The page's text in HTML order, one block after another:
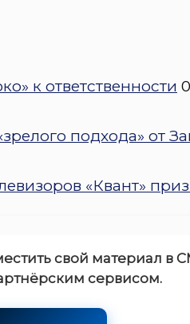
к ответственности
подхода» от
«Квант»
свой материал в
сервисом.